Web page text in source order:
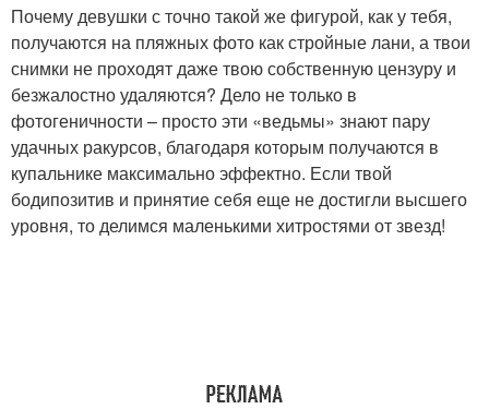
Почему девушки с точно такой же фигурой, как у тебя,
получаются на пляжных фото как стройные лани, а твои
снимки не проходят даже твою собственную цензуру и
безжалостно удаляются? Дело не только в
фотогеничности – просто эти «ведьмы» знают пару
удачных ракурсов, благодаря которым получаются в
купальнике максимально эффектно. Если твой
бодипозитив и принятие себя еще не достигли высшего
уровня, то делимся маленькими хитростями от звезд!